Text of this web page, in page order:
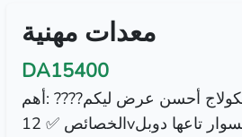
معدات مهنية
DA15400
أحسن عرض ليكم???? :أهم
الخصائص ✅ 12vفيسوز مع الاكسسوار تاعها دوبل